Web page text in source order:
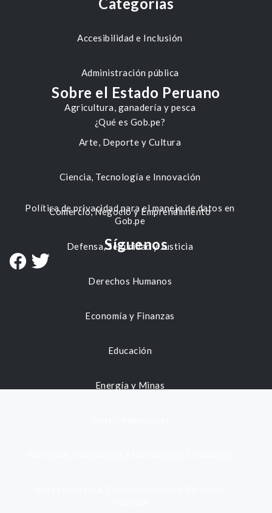
Accesibilidad e Inclusión
Administración pública
Agricultura, ganadería y pesca
Arte, Deporte y Cultura
Ciencia, Tecnología e Innovación
Comercio, Negocio y Emprendimiento
Defensa, Seguridad y Justicia
Derechos Humanos
Economía y Finanzas
Educación
Energía y Minas
Sobre el Estado Peruano
¿Qué es Gob.pe?
Política de privacidad para el manejo de datos en
Gob.pe
Síguenos